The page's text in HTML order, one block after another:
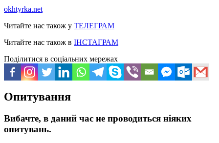
okhtyrka.net
Читайте нас також у ТЕЛЕГРАМ
Читайте нас також в ІНСТАГРАМ
Поділитися в соціальних мережах
Опитування
Вибачте, в даний час не проводиться ніяких
опитувань.